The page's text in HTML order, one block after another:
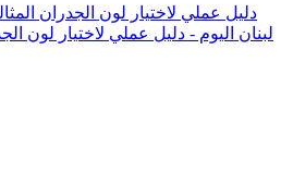
دليل عملي لاختيار لون الجدران